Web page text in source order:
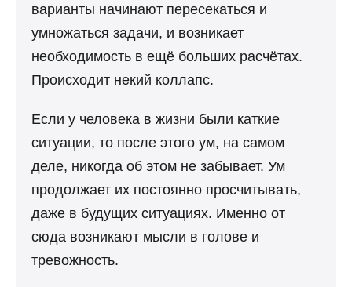
варианты начинают пересекаться и
умножаться задачи, и возникает
необходимость в ещё больших расчётах.
Происходит некий коллапс.
Если у человека в жизни были каткие
ситуации, то после этого ум, на самом
деле, никогда об этом не забывает. Ум
продолжает их постоянно просчитывать,
даже в будущих ситуациях. Именно от
сюда возникают мысли в голове и
тревожность.